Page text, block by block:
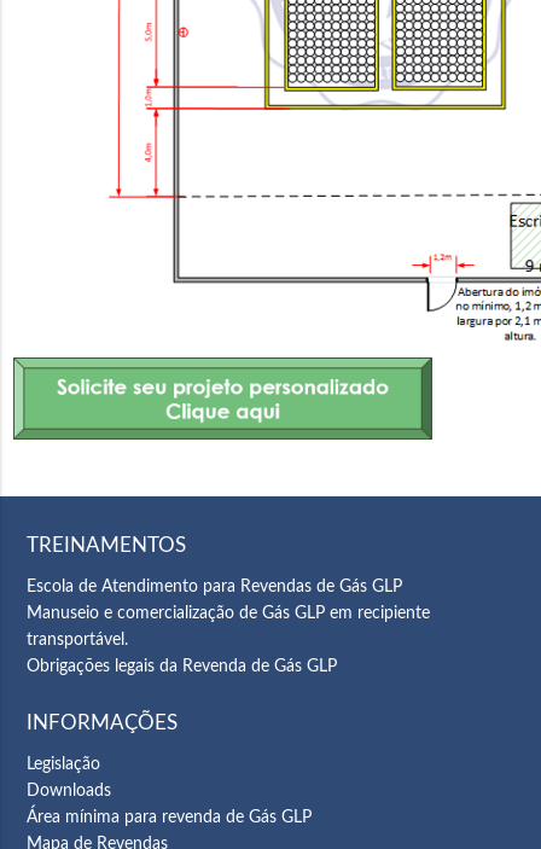
TREINAMENTOS
Escola de Atendimento para Revendas de Gás GLP
Manuseio e comercialização de Gás GLP em recipiente
transportável.
Obrigações legais da Revenda de Gás GLP
INFORMAÇÕES
Legislação
Downloads
Área mínima para revenda de Gás GLP
Mapa de Revendas